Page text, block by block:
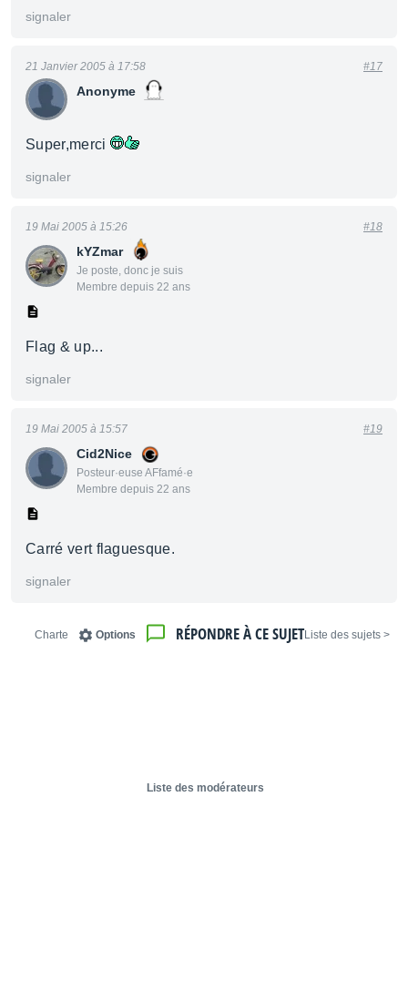
signaler
Anonyme
21 Janvier 2005 à 17:58 #17
Super,merci
signaler
kYZmar
Je poste, donc je suis
Membre depuis 22 ans
19 Mai 2005 à 15:26 #18
Flag & up...
signaler
Cid2Nice
Posteur·euse AFfamé·e
Membre depuis 22 ans
19 Mai 2005 à 15:57 #19
Carré vert flaguesque.
signaler
< Liste des sujets
RÉPONDRE À CE SUJET
Options
Charte
Liste des modérateurs